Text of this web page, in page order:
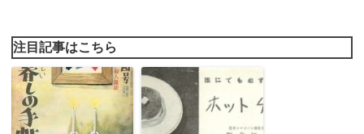
注目記事はこちら